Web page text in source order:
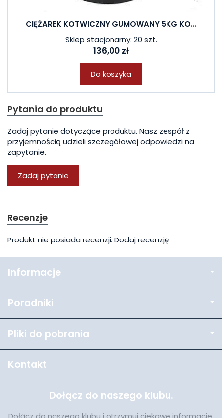
CIĘŻAREK KOTWICZNY GUMOWANY 5KG KO...
Sklep stacjonarny: 20 szt.
136,00 zł
Do koszyka
Pytania do produktu
Zadaj pytanie dotyczące produktu. Nasz zespół z
przyjemnością udzieli szczegółowej odpowiedzi na
zapytanie.
Zadaj pytanie
Recenzje
Produkt nie posiada recenzji. Dodaj recenzję
Informacje
Poradniki
Pliki do pobrania
Kontakt
Dołącz do naszego klubu.
Dołącz do naszego klubu i otrzymuj ciekawe informacje,